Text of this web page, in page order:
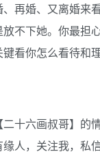
再婚、又离婚来
不下她。你最担
看你怎么看待和理
十六画叔哥】的
人，关注我，私